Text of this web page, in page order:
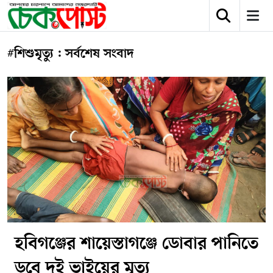
#শিশুমৃত্যু : সর্বশেষ সংবাদ
হবিগঞ্জের শায়েস্তাগঞ্জে ডোবার পানিতে
ডুবে দুই ভাইয়ের মৃত্যু